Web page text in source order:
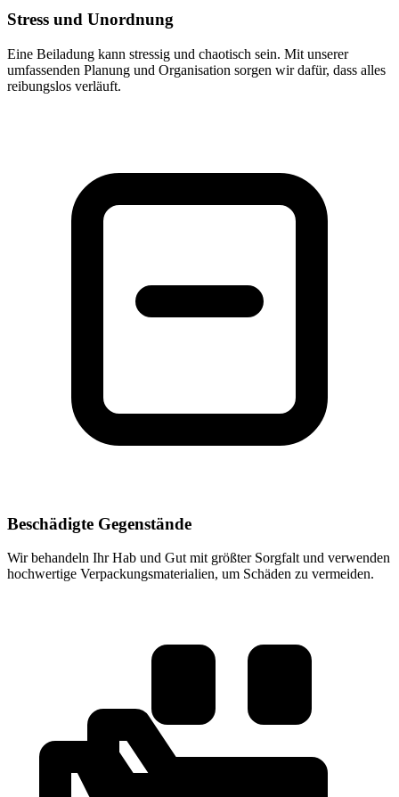
Stress und Unordnung
Eine Beiladung kann stressig und chaotisch sein. Mit unserer
umfassenden Planung und Organisation sorgen wir dafür, dass alles
reibungslos verläuft.
Beschädigte Gegenstände
Wir behandeln Ihr Hab und Gut mit größter Sorgfalt und verwenden
hochwertige Verpackungsmaterialien, um Schäden zu vermeiden.